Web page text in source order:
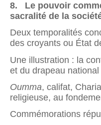
8. Le pouvoir
sacralité de la
Deux temporalités
des croyants ou État
Une illustration : la
et du drapeau national
Oumma, califat,
religieuse, au
Commémorations